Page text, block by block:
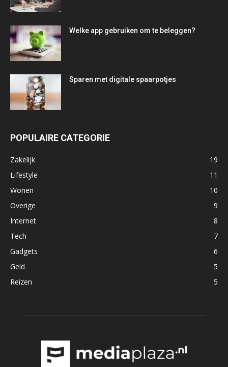
Welke app gebruiken om te beleggen?
Sparen met digitale spaarpotjes
POPULAIRE CATEGORIE
Zakelijk
19
Lifestyle
11
Wonen
10
Overige
9
Internet
8
Tech
7
Gadgets
6
Geld
5
Reizen
5